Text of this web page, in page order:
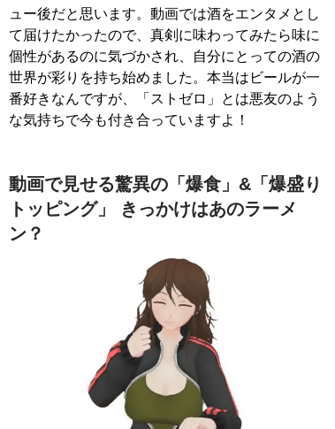
ュー後だと思います。動画では酒をエンタメとし
て届けたかったので、真剣に味わってみたら味に
個性があるのに気づかされ、自分にとっての酒の
世界が彩りを持ち始めました。本当はビールが一
番好きなんですが、「ストゼロ」とは悪友のよう
な気持ちで今も付き合っていますよ！
動画で見せる驚異の「爆食」&「爆盛り
トッピング」 きっかけはあのラーメ
ン？